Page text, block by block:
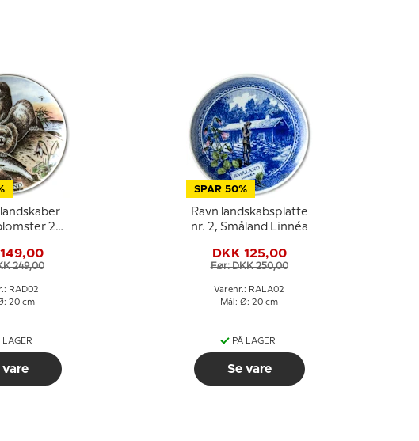
2
249,00
RAD02
20 cm
LAGER
vare
SPAR 50%
Ravn landskabsplatte
nr. 2, Småland Linnéa
DKK 125,00
Før: DKK 250,00
Varenr.: RALA02
Mål: Ø: 20 cm
PÅ LAGER
Se vare